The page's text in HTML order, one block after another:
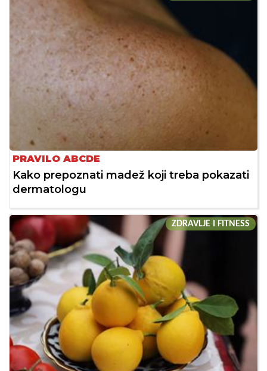
PRAVILO ABCDE
Kako prepoznati madež koji treba pokazati
dermatologu
ZDRAVLJE I FITNESS